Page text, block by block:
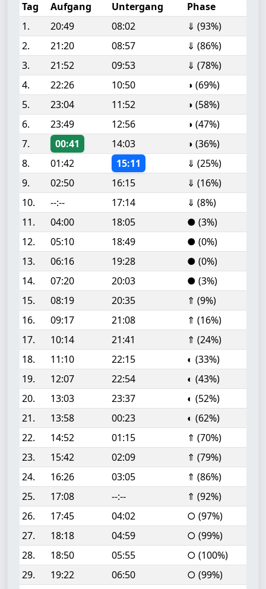
Tag
Aufgang Untergang
Phase
1.
20:49 08:02
⇓ (93%)
2.
21:20 08:57
⇓ (86%)
3.
21:52 09:53
⇓ (78%)
4.
22:26 10:50
◑ (69%)
5.
23:04 11:52
◑ (58%)
6.
23:49 12:56
◑ (47%)
7.
00:41 14:03
◑ (36%)
8.
01:42 15:11
⇓ (25%)
9.
02:50 16:15
⇓ (16%)
10.
--:-- 17:14
⇓ (8%)
11.
04:00 18:05
● (3%)
12.
05:10 18:49
● (0%)
13.
06:16 19:28
● (0%)
14.
07:20 20:03
● (3%)
15.
08:19 20:35
⇑ (9%)
16.
09:17 21:08
⇑ (16%)
17.
10:14 21:41
⇑ (24%)
18.
11:10 22:15
◐ (33%)
19.
12:07 22:54
◐ (43%)
20.
13:03 23:37
◐ (52%)
21.
13:58 00:23
◐ (62%)
22.
14:52 01:15
⇑ (70%)
23.
15:42 02:09
⇑ (79%)
24.
16:26 03:05
⇑ (86%)
25.
17:08 --:--
⇑ (92%)
26.
17:45 04:02
○ (97%)
27.
18:18 04:59
○ (99%)
28.
18:50 05:55
○ (100%)
29.
19:22 06:50
○ (99%)